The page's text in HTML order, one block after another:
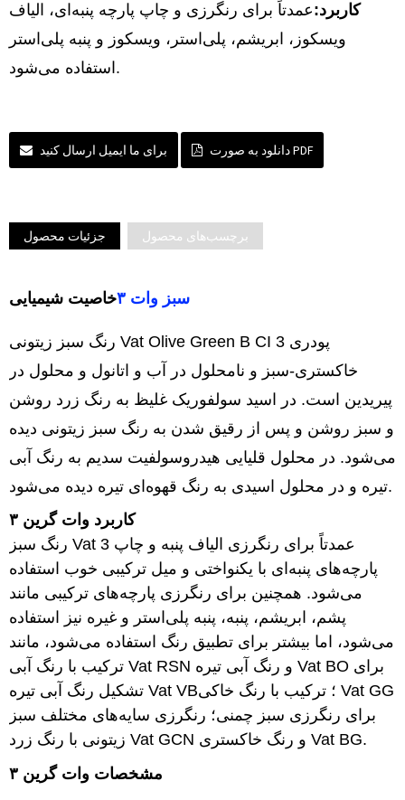
کاربرد:عمدتاً برای رنگرزی و چاپ پارچه پنبه‌ای، الیاف
ویسکوز، ابریشم، پلی‌استر، ویسکوز و پنبه پلی‌استر
استفاده می‌شود.
برای ما ایمیل ارسال کنید دانلود به صورت PDF
جزئیات محصول برچسب‌های محصول
سبز وات ۳ خاصیت شیمیایی
رنگ سبز زیتونی Vat Olive Green B CI 3 پودری
خاکستری-سبز و نامحلول در آب و اتانول و محلول در
پیریدین است. در اسید سولفوریک غلیظ به رنگ زرد روشن
و سبز روشن و پس از رقیق شدن به رنگ سبز زیتونی دیده
می‌شود. در محلول قلیایی هیدروسولفیت سدیم به رنگ آبی
تیره و در محلول اسیدی به رنگ قهوه‌ای تیره دیده می‌شود.
کاربرد وات گرین ۳
رنگ سبز Vat 3 عمدتاً برای رنگرزی الیاف پنبه و چاپ
پارچه‌های پنبه‌ای با یکنواختی و میل ترکیبی خوب استفاده
می‌شود. همچنین برای رنگرزی پارچه‌های ترکیبی مانند
پشم، ابریشم، پنبه، پنبه پلی‌استر و غیره نیز استفاده
می‌شود، اما بیشتر برای تطبیق رنگ استفاده می‌شود، مانند
ترکیب با رنگ آبی Vat RSN و رنگ آبی تیره Vat BO برای
تشکیل رنگ آبی تیره Vat VB؛ ترکیب با رنگ خاکی Vat GG
برای رنگرزی سبز چمنی؛ رنگرزی سایه‌های مختلف سبز
زیتونی با رنگ زرد Vat GCN و رنگ خاکستری Vat BG.
مشخصات وات گرین ۳